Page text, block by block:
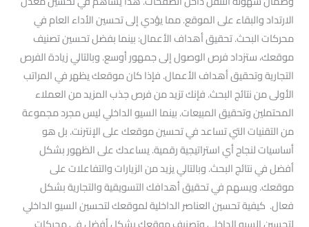
الارتداد والبقاء على الموقع. مما يؤدي إلى تحسين الأداء العام في
محركات البحث. تحقيق أهداف الأعمال: بينما بفضل تحسين تصنيف
موقعك، ستزداد فرص الوصول إلى جمهور أوسع. وبالتالي زيادة الفرص
التجارية وتحقيق أهداف الأعمال. فإذا كان موقعك يظهر في المراتب
الأولى من نتائج البحث. فإنك تزيد من فرص جذب المزيد من العملاء
المحتملين وتحقيق المبيعات. بينما السيو الداخلي ليس مجرد مجموعة
من التقنيات التي تساعد في تحسين موقعك على الإنترنت. بل هو
أساسيات لنجاح أي استراتيجية رقمية. يساعدك على الظهور بشكل
أفضل في نتائج البحث. وبالتالي يزيد من الزيارات والتفاعلات على
موقعك. ويسهم في تحقيق أهدافك التسويقية والتجارية بشكل
فعال. كيفية تحسين العناصر الداخلية لموقعك لتحسين السيو الداخلي